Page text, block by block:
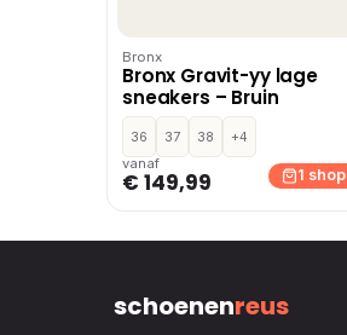
Bronx
Bronx Gravit-yy lage
sneakers – Bruin
36 37 38
+4
vanaf
€ 149,99 1 shop
schoenenreus